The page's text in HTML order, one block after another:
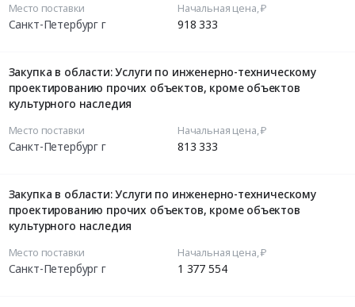
Место поставки
Санкт-Петербург г
Начальная цена, ₽
918 333
Закупка в области: Услуги по инженерно-техническому
проектированию прочих объектов, кроме объектов
культурного наследия
Место поставки
Санкт-Петербург г
Начальная цена, ₽
813 333
Закупка в области: Услуги по инженерно-техническому
проектированию прочих объектов, кроме объектов
культурного наследия
Место поставки
Санкт-Петербург г
Начальная цена, ₽
1 377 554